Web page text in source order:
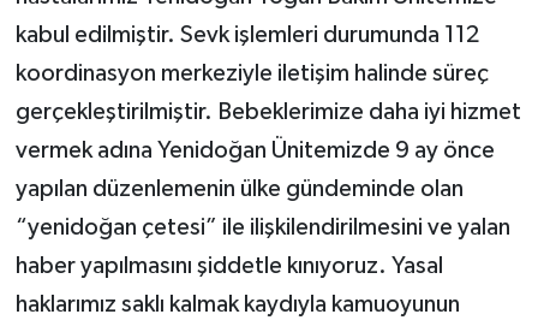
kabul edilmiştir. Sevk işlemleri durumunda 112
koordinasyon merkeziyle iletişim halinde süreç
gerçekleştirilmiştir. Bebeklerimize daha iyi hizmet
vermek adına Yenidoğan Ünitemizde 9 ay önce
yapılan düzenlemenin ülke gündeminde olan
“yenidoğan çetesi” ile ilişkilendirilmesini ve yalan
haber yapılmasını şiddetle kınıyoruz. Yasal
haklarımız saklı kalmak kaydıyla kamuoyunun